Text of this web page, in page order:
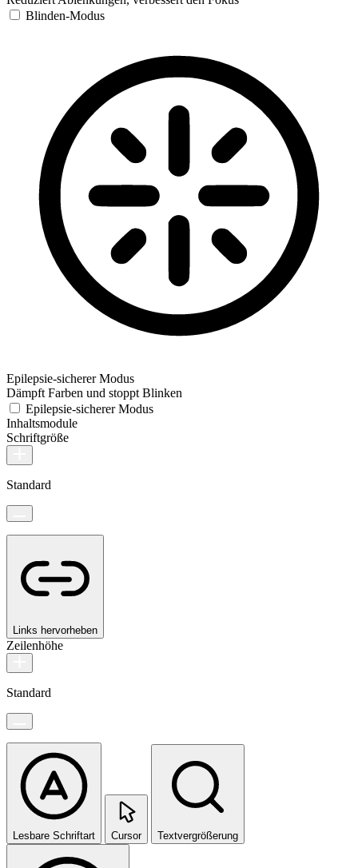
Blinden-Modus
Epilepsie-sicherer Modus
Dämpft Farben und stoppt Blinken
Epilepsie-sicherer Modus
Inhaltsmodule
Schriftgröße
Standard
Links hervorheben
Zeilenhöhe
Standard
Lesbare Schriftart Cursor Textvergrößerung